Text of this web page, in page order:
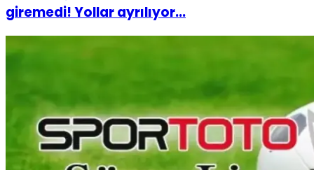
giremedi! Yollar ayrılıyor...